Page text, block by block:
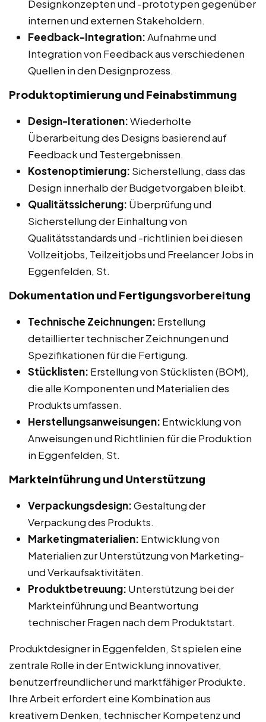
Designkonzepten und -prototypen gegenüber
internen und externen Stakeholdern.
Feedback-Integration:Aufnahme und
Integration von Feedback aus verschiedenen
Quellen in den Designprozess.
Produktoptimierung und Feinabstimmung
Design-Iterationen:Wiederholte
Überarbeitung des Designs basierend auf
Feedback und Testergebnissen.
Kostenoptimierung: Sicherstellung, dass das
Design innerhalb der Budgetvorgaben bleibt.
Qualitätssicherung: Überprüfung und
Sicherstellung der Einhaltung von
Qualitätsstandards und -richtlinien bei diesen
Vollzeitjobs, Teilzeitjobs und Freelancer Jobs in
Eggenfelden, St.
Dokumentation und Fertigungsvorbereitung
Technische Zeichnungen: Erstellung
detaillierter technischer Zeichnungen und
Spezifikationen für die Fertigung.
Stücklisten: Erstellung von Stücklisten (BOM),
die alle Komponenten und Materialien des
Produkts umfassen.
Herstellungsanweisungen: Entwicklung von
Anweisungen und Richtlinien für die Produktion
in Eggenfelden, St.
Markteinführung und Unterstützung
Verpackungsdesign:Gestaltung der
Verpackung des Produkts.
Marketingmaterialien: Entwicklung von
Materialien zur Unterstützung von Marketing-
und Verkaufsaktivitäten.
Produktbetreuung: Unterstützung bei der
Markteinführung und Beantwortung
technischer Fragen nach dem Produktstart.
Produktdesigner in Eggenfelden, St spielen eine
zentrale Rolle in der Entwicklung innovativer,
benutzerfreundlicher und marktfähiger Produkte.
Ihre Arbeit erfordert eine Kombination aus
kreativem Denken, technischer Kompetenz und